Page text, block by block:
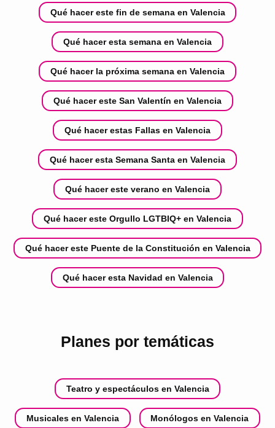
Qué hacer este fin de semana en Valencia
Qué hacer esta semana en Valencia
Qué hacer la próxima semana en Valencia
Qué hacer este San Valentín en Valencia
Qué hacer estas Fallas en Valencia
Qué hacer esta Semana Santa en Valencia
Qué hacer este verano en Valencia
Qué hacer este Orgullo LGTBIQ+ en Valencia
Qué hacer este Puente de la Constitución en Valencia
Qué hacer esta Navidad en Valencia
Planes por temáticas
Teatro y espectáculos en Valencia
Musicales en Valencia Monólogos en Valencia